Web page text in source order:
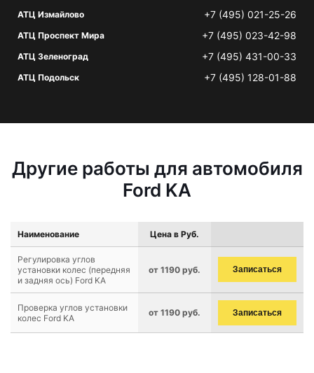
АТЦ Измайлово +7 (495) 021-25-26
АТЦ Проспект Мира +7 (495) 023-42-98
АТЦ Зеленоград +7 (495) 431-00-33
АТЦ Подольск +7 (495) 128-01-88
Другие работы для автомобиля
Ford KA
Наименование Цена в Руб.
Регулировка углов
установки колес (передняя
и задняя ось) Ford KA
от 1190 руб. Записаться
Проверка углов установки
колес Ford KA
от 1190 руб. Записаться